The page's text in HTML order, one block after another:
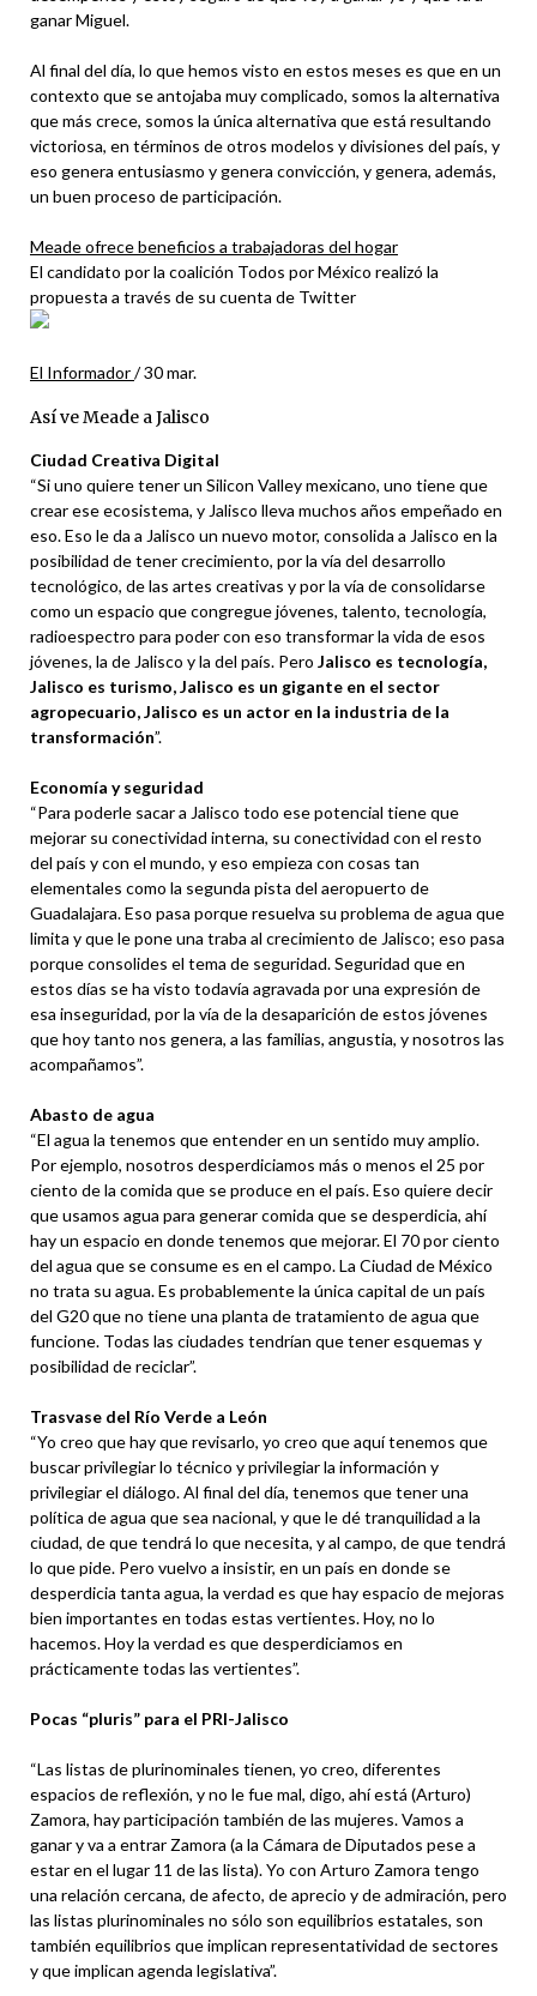
ganar Miguel.
Al final del día, lo que hemos visto en estos meses es que en un
contexto que se antojaba muy complicado, somos la alternativa
que más crece, somos la única alternativa que está resultando
victoriosa, en términos de otros modelos y divisiones del país, y
eso genera entusiasmo y genera convicción, y genera, además,
un buen proceso de participación.
Meade ofrece beneficios a trabajadoras del hogar
El candidato por la coalición Todos por México realizó la
propuesta a través de su cuenta de Twitter
El Informador/30 mar.
Así ve Meade a Jalisco
Ciudad Creativa Digital
“Si uno quiere tener un Silicon Valley mexicano, uno tiene que
crear ese ecosistema, y Jalisco lleva muchos años empeñado en
eso. Eso le da a Jalisco un nuevo motor, consolida a Jalisco en la
posibilidad de tener crecimiento, por la vía del desarrollo
tecnológico, de las artes creativas y por la vía de consolidarse
como un espacio que congregue jóvenes, talento, tecnología,
radioespectro para poder con eso transformar la vida de esos
jóvenes, la de Jalisco y la del país. Pero Jalisco es tecnología,
Jalisco es turismo, Jalisco es un gigante en el sector
agropecuario, Jalisco es un actor en la industria de la
transformación”.
Economía y seguridad
“Para poderle sacar a Jalisco todo ese potencial tiene que
mejorar su conectividad interna, su conectividad con el resto
del país y con el mundo, y eso empieza con cosas tan
elementales como la segunda pista del aeropuerto de
Guadalajara. Eso pasa porque resuelva su problema de agua que
limita y que le pone una traba al crecimiento de Jalisco; eso pasa
porque consolides el tema de seguridad. Seguridad que en
estos días se ha visto todavía agravada por una expresión de
esa inseguridad, por la vía de la desaparición de estos jóvenes
que hoy tanto nos genera, a las familias, angustia, y nosotros las
acompañamos”.
Abasto de agua
“El agua la tenemos que entender en un sentido muy amplio.
Por ejemplo, nosotros desperdiciamos más o menos el 25 por
ciento de la comida que se produce en el país. Eso quiere decir
que usamos agua para generar comida que se desperdicia, ahí
hay un espacio en donde tenemos que mejorar. El 70 por ciento
del agua que se consume es en el campo. La Ciudad de México
no trata su agua. Es probablemente la única capital de un país
del G20 que no tiene una planta de tratamiento de agua que
funcione. Todas las ciudades tendrían que tener esquemas y
posibilidad de reciclar”.
Trasvase del Río Verde a León
“Yo creo que hay que revisarlo, yo creo que aquí tenemos que
buscar privilegiar lo técnico y privilegiar la información y
privilegiar el diálogo. Al final del día, tenemos que tener una
política de agua que sea nacional, y que le dé tranquilidad a la
ciudad, de que tendrá lo que necesita, y al campo, de que tendrá
lo que pide. Pero vuelvo a insistir, en un país en donde se
desperdicia tanta agua, la verdad es que hay espacio de mejoras
bien importantes en todas estas vertientes. Hoy, no lo
hacemos. Hoy la verdad es que desperdiciamos en
prácticamente todas las vertientes”.
Pocas “pluris” para el PRI-Jalisco
“Las listas de plurinominales tienen, yo creo, diferentes
espacios de reflexión, y no le fue mal, digo, ahí está (Arturo)
Zamora, hay participación también de las mujeres. Vamos a
ganar y va a entrar Zamora (a la Cámara de Diputados pese a
estar en el lugar 11 de las lista). Yo con Arturo Zamora tengo
una relación cercana, de afecto, de aprecio y de admiración, pero
las listas plurinominales no sólo son equilibrios estatales, son
también equilibrios que implican representatividad de sectores
y que implican agenda legislativa”.